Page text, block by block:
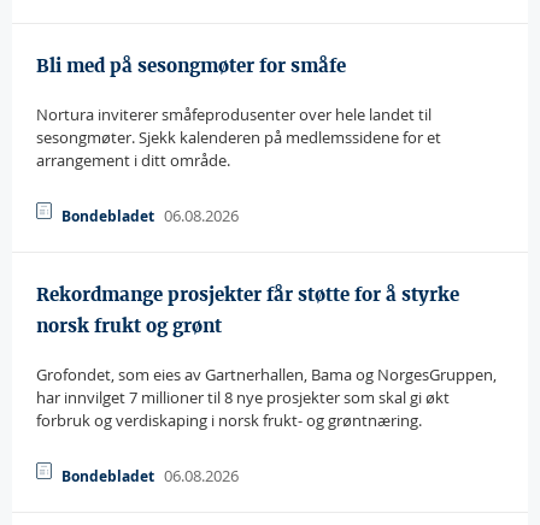
Bli med på sesongmøter for småfe
Nortura inviterer småfeprodusenter over hele landet til
sesongmøter. Sjekk kalenderen på medlemssidene for et
arrangement i ditt område.
Bondebladet 06.08.2026
Rekordmange prosjekter får støtte for å styrke
norsk frukt og grønt
Grofondet, som eies av Gartnerhallen, Bama og NorgesGruppen,
har innvilget 7 millioner til 8 nye prosjekter som skal gi økt
forbruk og verdiskaping i norsk frukt- og grøntnæring.
Bondebladet 06.08.2026